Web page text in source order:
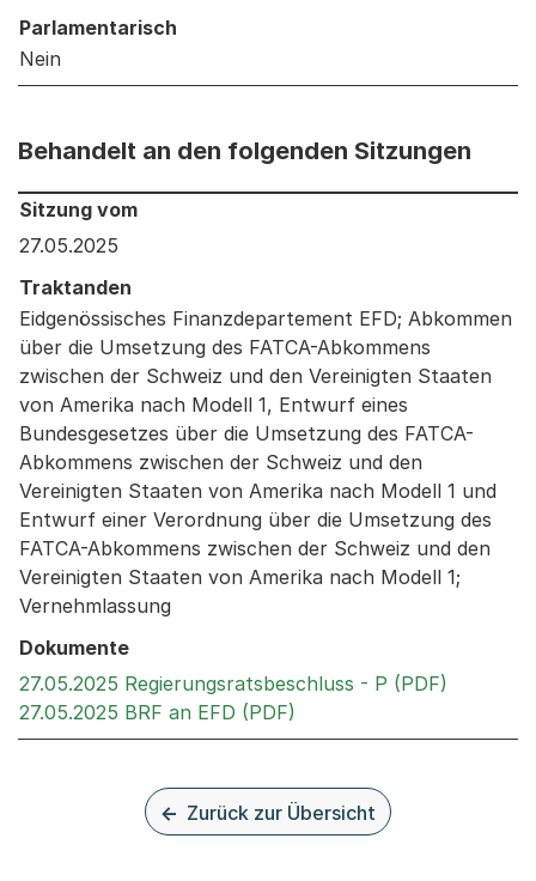
Parlamentarisch
Nein
Behandelt an den folgenden Sitzungen
Behandelt an den folgenden Sitzungen: Informationen
Sitzung vom
27.05.2025
Traktanden
Eidgenössisches Finanzdepartement EFD; Abkommen
über die Umsetzung des FATCA-Abkommens
zwischen der Schweiz und den Vereinigten Staaten
von Amerika nach Modell 1, Entwurf eines
Bundesgesetzes über die Umsetzung des FATCA-
Abkommens zwischen der Schweiz und den
Vereinigten Staaten von Amerika nach Modell 1 und
Entwurf einer Verordnung über die Umsetzung des
FATCA-Abkommens zwischen der Schweiz und den
Vereinigten Staaten von Amerika nach Modell 1;
Vernehmlassung
Dokumente
27.05.2025 Regierungsratsbeschluss - P (PDF)
27.05.2025 BRF an EFD (PDF)
Zurück zur Übersicht